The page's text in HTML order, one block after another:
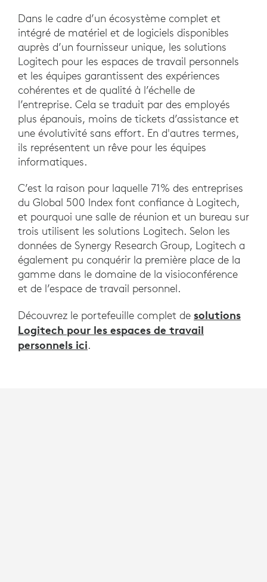
Dans le cadre d’un écosystème complet et
intégré de matériel et de logiciels disponibles
auprès d’un fournisseur unique, les solutions
Logitech pour les espaces de travail personnels
et les équipes garantissent des expériences
cohérentes et de qualité à l’échelle de
l’entreprise. Cela se traduit par des employés
plus épanouis, moins de tickets d’assistance et
une évolutivité sans effort. En d'autres termes,
ils représentent un rêve pour les équipes
informatiques.
C’est la raison pour laquelle 71% des entreprises
du Global 500 Index font confiance à Logitech,
et pourquoi une salle de réunion et un bureau sur
trois utilisent les solutions Logitech. Selon les
données de Synergy Research Group, Logitech a
également pu conquérir la première place de la
gamme dans le domaine de la visioconférence
et de l’espace de travail personnel.
Découvrez le portefeuille complet de solutions
Logitech pour les espaces de travail
personnels ici.